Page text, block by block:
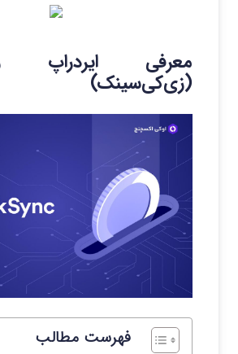
معرفی ایردراپ
(زی‌کی‌سینک)
فهرست مطالب